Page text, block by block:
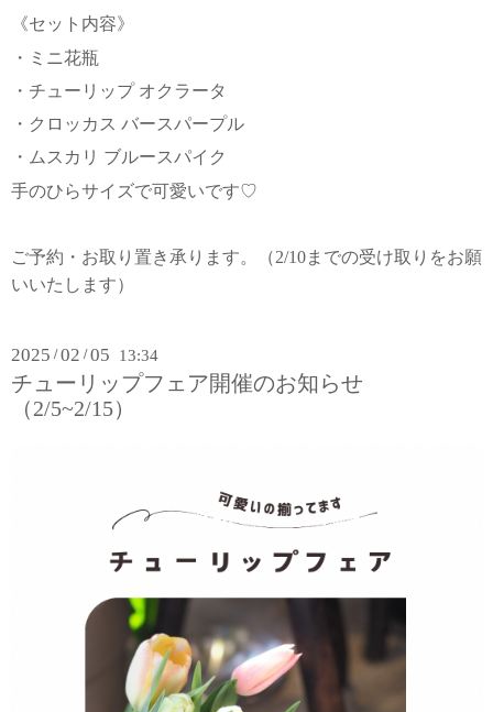
《セット内容》
・ミニ花瓶
・チューリップ オクラータ
・クロッカス バースパープル
・ムスカリ ブルースパイク
手のひらサイズで可愛いです♡
ご予約・お取り置き承ります。（2/10までの受け取りをお願
いいたします）
2025 /02 /05 13:34
チューリップフェア開催のお知らせ
（2/5~2/15）